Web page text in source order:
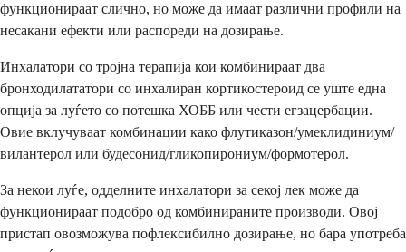
функционираат слично, но може да имаат различни профили на
несакани ефекти или распореди на дозирање.
Инхалатори со тројна терапија кои комбинираат два
бронходилататори со инхалиран кортикостероид се уште една
опција за луѓето со потешка ХОББ или чести егзацербации.
Овие вклучуваат комбинации како флутиказон/умеклидиниум/
вилантерол или будесонид/гликопирониум/формотерол.
За некои луѓе, одделните инхалатори за секој лек може да
функционираат подобро од комбинираните производи. Овој
пристап овозможува пофлексибилно дозирање, но бара употреба